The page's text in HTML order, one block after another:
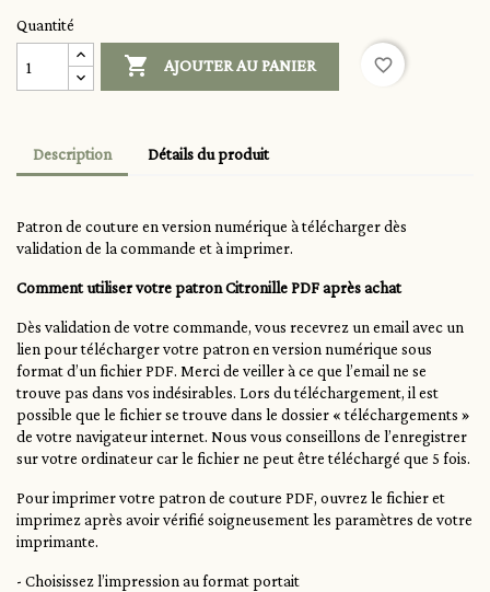
Quantité
 AJOUTER AU PANIER favorite_border
Description Détails du produit
Patron de couture en version numérique à télécharger dès
validation de la commande et à imprimer.
Comment utiliser votre patron Citronille PDF après achat
Dès validation de votre commande, vous recevrez un email avec un
lien pour télécharger votre patron en version numérique sous
format d’un fichier PDF. Merci de veiller à ce que l’email ne se
trouve pas dans vos indésirables. Lors du téléchargement, il est
possible que le fichier se trouve dans le dossier « téléchargements »
de votre navigateur internet. Nous vous conseillons de l’enregistrer
sur votre ordinateur car le fichier ne peut être téléchargé que 5 fois.
Pour imprimer votre patron de couture PDF, ouvrez le fichier et
imprimez après avoir vérifié soigneusement les paramètres de votre
imprimante.
- Choisissez l’impression au format portait